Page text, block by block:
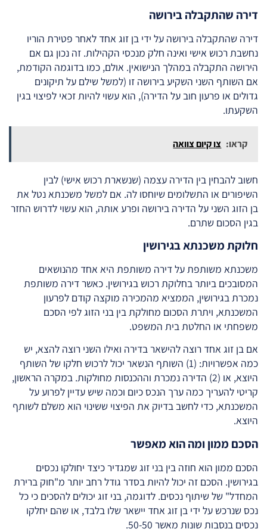
דירה שהתקבלה בירושה
דירה שהתקבלה בירושה על ידי בן זוג אחד לאחר פטירת הוריו
נחשבת רכוש אישי ואינה חלק מנכסי הקהילות. זה נכון גם אם
הירושה התקבלה במהלך הנישואין. אולם, כמו בדוגמה הקודמת,
אם השותף השני השקיע בירושה זו (למשל שילם על תיקונים
גדולים או פרעון חוב על הדירה), הוא עשוי להיות זכאי לפיצוי בגין
השקעתו.
קראו: צו קיום צוואה
חשוב להבחין בין הדירה עצמה (שנשארת רכוש אישי) לבין
השיפורים או התשלומים שיוחסו לה. אם למשל משכנתא נטל את
בן הזוג השני על הדירה בירושה ופרע אותה, הוא עשוי לדרוש החזר
בגין הסכום שתרם.
חלוקת משכנתא בגירושין
משכנתא משותפת על דירה משותפת היא אחד מהנושאים
המסובכים ביותר בחלוקת רכוש בגירושין. כאשר דירה משותפת
נמכרת בגירושין, הממציא מהמכירה מוקצה קודם לפרעון
המשכנתא, ויתרת הסכום מחולקת בין בני הזוג לפי הסכם
משפחתי או החלטת בית המשפט.
אם בן זוג אחד רוצה להישאר בדירה ואילו השני רוצה להצא, יש
כמה אפשרויות: (1) השותף הנשאר יכול לרכוש חלקו של השותף
היוצא, או (2) הדירה נמכרת וההכנסות מחולקות. במקרה הראשון,
קריטי להעריך כמה ערך הנכס כיום וכמה שיש עדיין לפרוע על
המשכנתא, כדי לחשב בדיוק את הפיצוי ששינוי הוא משלם לשותף
היוצא.
הסכם ממון ומה הוא מאפשר
הסכם ממון הוא חוזה בין בני זוג שמגדיר כיצד יחולקו נכסים
בגירושין. הסכם זה יכול להיות בסדר גודל רחב יותר מ"חוק ברירת
המחדל" של שיתוף נכסים. לדוגמה, בני זוג יכולים להסכים כי כל
נכס שנרכש על ידי בן זוג אחד יישאר שלו בלבד, או שהם יחלקו
נכסים בנסבות שונות מאשר 50-50.